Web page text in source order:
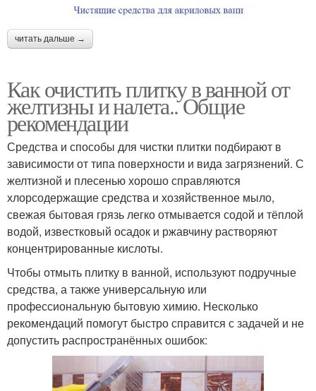
читать дальше →
Как очистить плитку в ванной от
желтизны и налета.. Общие
рекомендации
Средства и способы для чистки плитки подбирают в
зависимости от типа поверхности и вида загрязнений. С
желтизной и плесенью хорошо справляются
хлорсодержащие средства и хозяйственное мыло,
свежая бытовая грязь легко отмывается содой и тёплой
водой, известковый осадок и ржавчину растворяют
концентрированные кислоты.
Чтобы отмыть плитку в ванной, используют подручные
средства, а также универсальную или
профессиональную бытовую химию. Несколько
рекомендаций помогут быстро справится с задачей и не
допустить распространённых ошибок: